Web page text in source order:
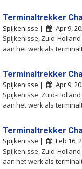
Terminaltrekker
Spijkenisse |
Apr 9,
Spijkenisse, Zuid-
aan het werk als
Terminaltrekker
Spijkenisse |
Apr 9,
Spijkenisse, Zuid-
aan het werk als
Terminaltrekker
Spijkenisse |
Feb 16,
Spijkenisse, Zuid-
aan het werk als